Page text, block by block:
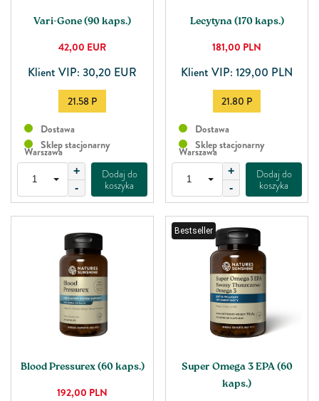
Vari-Gone (90 kaps.)
42,00 EUR
Klient VIP: 30,20 EUR
21.58 P
Dostawa
Sklep stacjonarny
Warszawa
+
-
Dodaj do
koszyka
Lecytyna (170 kaps.)
181,00 PLN
Klient VIP: 129,00 PLN
21.80 P
Dostawa
Sklep stacjonarny
Warszawa
+
-
Dodaj do
koszyka
Blood Pressurex (60 kaps.)
192,00 PLN
Bestseller
Super Omega 3 EPA (60
kaps.)